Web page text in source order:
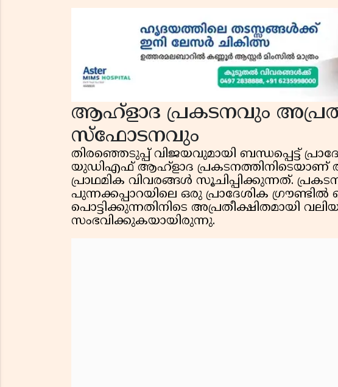
ആഹ്ളാദ പ്രകടനവും
സ്ഫോടനവും
തിരഞ്ഞെടുപ്പ് വിജയവുമായി ബന്ധപ്പെട്ട്
യുഡിഎഫ് ആഹ്ളാദ പ്രകടനത്തിനിടെയാണ്
പ്രാഥമിക വിവരങ്ങൾ സൂചിപ്പിക്കുന്നത്.
പുന്നക്കപ്പാറയിലെ ഒരു പ്രാദേശിക ഗ്രൗണ്ടിൽ
പൊട്ടിക്കുന്നതിനിടെ അപ്രതീക്ഷിതമായി
സംഭവിക്കുകയായിരുന്നു.